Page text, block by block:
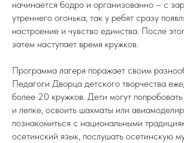
начинается бодро и организованно – с
утреннего огонька, так у ребят сразу
настроение и чувство единства. После
затем наступает время кружков.
Программа лагеря поражает своим
Педагоги Дворца детского творчества
более 20 кружков. Дети могут
и лепке, освоить шахматы или
познакомиться с национальными
осетинский язык, послушать осетинскую